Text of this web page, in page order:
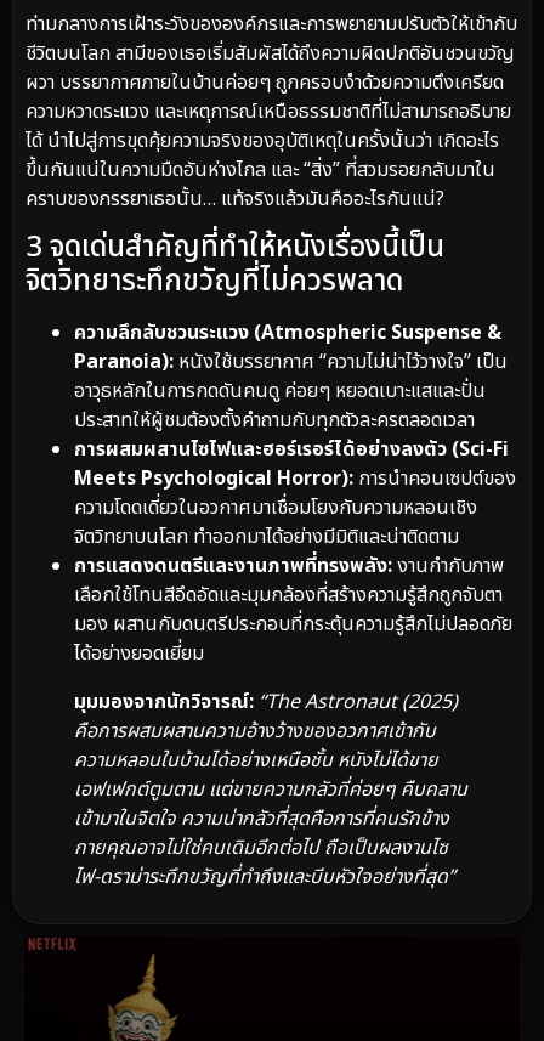
ท่ามกลางการเฝ้าระวังขององค์กรและการพยายามปรับตัวให้เข้ากับ
ชีวิตบนโลก สามีของเธอเริ่มสัมผัสได้ถึงความผิดปกติอันชวนขวัญ
ผวา บรรยากาศภายในบ้านค่อยๆ ถูกครอบงำด้วยความตึงเครียด
ความหวาดระแวง และเหตุการณ์เหนือธรรมชาติที่ไม่สามารถอธิบาย
ได้ นำไปสู่การขุดคุ้ยความจริงของอุบัติเหตุในครั้งนั้นว่า เกิดอะไร
ขึ้นกันแน่ในความมืดอันห่างไกล และ “สิ่ง” ที่สวมรอยกลับมาใน
คราบของภรรยาเธอนั้น… แท้จริงแล้วมันคืออะไรกันแน่?
3 จุดเด่นสำคัญที่ทำให้หนังเรื่องนี้เป็น
จิตวิทยาระทึกขวัญที่ไม่ควรพลาด
ความลึกลับชวนระแวง (Atmospheric Suspense &
Paranoia): หนังใช้บรรยากาศ “ความไม่น่าไว้วางใจ” เป็น
อาวุธหลักในการกดดันคนดู ค่อยๆ หยอดเบาะแสและปั่น
ประสาทให้ผู้ชมต้องตั้งคำถามกับทุกตัวละครตลอดเวลา
การผสมผสานไซไฟและฮอร์เรอร์ได้อย่างลงตัว (Sci-Fi
Meets Psychological Horror): การนำคอนเซปต์ของ
ความโดดเดี่ยวในอวกาศมาเชื่อมโยงกับความหลอนเชิง
จิตวิทยาบนโลก ทำออกมาได้อย่างมีมิติและน่าติดตาม
การแสดงดนตรีและงานภาพที่ทรงพลัง:งานกำกับภาพ
เลือกใช้โทนสีอึดอัดและมุมกล้องที่สร้างความรู้สึกถูกจับตา
มอง ผสานกับดนตรีประกอบที่กระตุ้นความรู้สึกไม่ปลอดภัย
ได้อย่างยอดเยี่ยม
มุมมองจากนักวิจารณ์: “The Astronaut (2025)
คือการผสมผสานความอ้างว้างของอวกาศเข้ากับ
ความหลอนในบ้านได้อย่างเหนือชั้น หนังไม่ได้ขาย
เอฟเฟกต์ตูมตาม แต่ขายความกลัวที่ค่อยๆ คืบคลาน
เข้ามาในจิตใจ ความน่ากลัวที่สุดคือการที่คนรักข้าง
กายคุณอาจไม่ใช่คนเดิมอีกต่อไป ถือเป็นผลงานไซ
ไฟ-ดราม่าระทึกขวัญที่ทำถึงและบีบหัวใจอย่างที่สุด”